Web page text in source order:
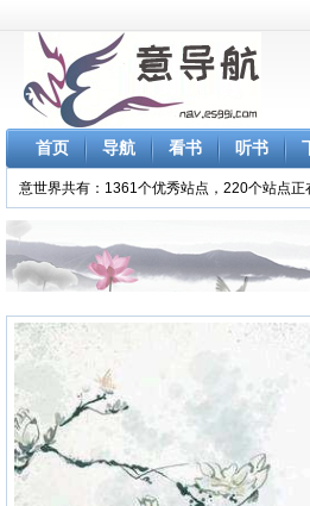
首页 导航 看书 听书
意世界共有：1361个优秀站点，220个站点